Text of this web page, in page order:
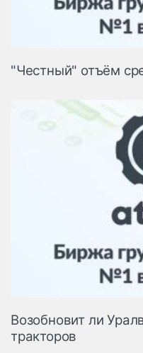
"Честный" отъём
Возобновит ли
тракторов